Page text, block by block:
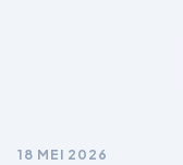
18 MEI 2026